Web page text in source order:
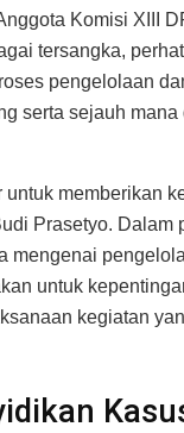
Komisi XIII
tersangka,
pengelolaan
serta sejauh
untuk memberikan
Prasetyo. Dalam
mengenai
untuk
kegiatan